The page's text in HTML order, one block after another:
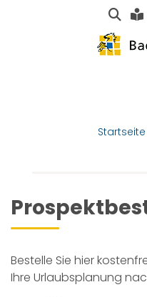
Startseite
Bestelle Sie hier
Ihre Urlaubsplanung